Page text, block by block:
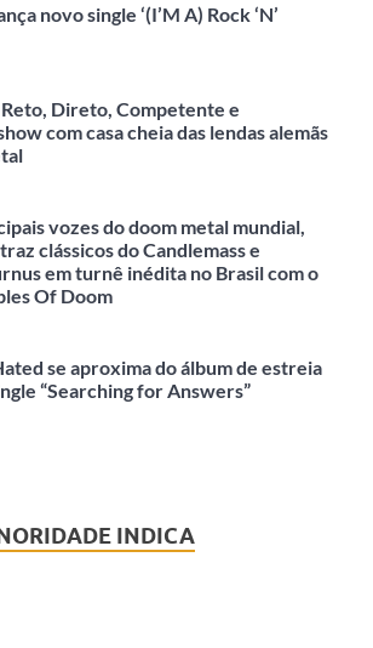
novo single ‘(I’M A) Rock ‘N’
Direto, Competente e
com casa cheia das lendas alemãs
vozes do doom metal mundial,
clássicos do Candlemass e
em turnê inédita no Brasil com o
Of Doom
se aproxima do álbum de estreia
“Searching for Answers”
INDICA